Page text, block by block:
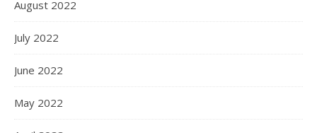
August 2022
July 2022
June 2022
May 2022